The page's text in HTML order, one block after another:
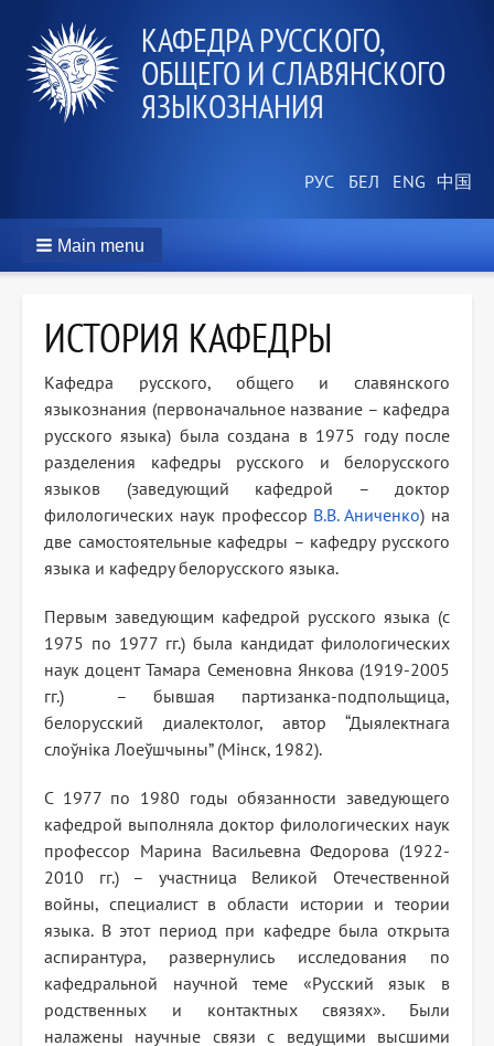
КАФЕДРА РУССКОГО,
ОБЩЕГО И СЛАВЯНСКОГО
ЯЗЫКОЗНАНИЯ
Main menu
ИСТОРИЯ КАФЕДРЫ
Кафедра русского, общего и славянского
языкознания (первоначальное название – кафедра
русского языка) была создана в 1975 году после
разделения кафедры русского и белорусского
языков (заведующий кафедрой – доктор
филологических наук профессор В.В. Аниченко) на
две самостоятельные кафедры – кафедру русского
языка и кафедру белорусского языка.
Первым заведующим кафедрой русского языка (с
1975 по 1977 гг.) была кандидат филологических
наук доцент Тамара Семеновна Янкова (1919-2005
гг.) – бывшая партизанка-подпольщица,
белорусский диалектолог, автор “Дыялектнага
слоўніка Лоеўшчыны” (Мінск, 1982).
С 1977 по 1980 годы обязанности заведующего
кафедрой выполняла доктор филологических наук
профессор Марина Васильевна Федорова (1922-
2010 гг.) – участница Великой Отечественной
войны, специалист в области истории и теории
языка. В этот период при кафедре была открыта
аспирантура, развернулись исследования по
кафедральной научной теме «Русский язык в
родственных и контактных связях». Были
налажены научные связи с ведущими высшими